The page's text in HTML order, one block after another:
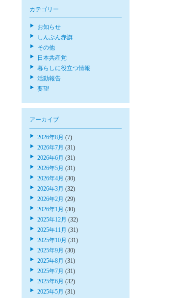
カテゴリー
お知らせ
しんぶん赤旗
その他
日本共産党
暮らしに役立つ情報
活動報告
要望
アーカイブ
2026年8月 (7)
2026年7月 (31)
2026年6月 (31)
2026年5月 (31)
2026年4月 (30)
2026年3月 (32)
2026年2月 (29)
2026年1月 (30)
2025年12月 (32)
2025年11月 (31)
2025年10月 (31)
2025年9月 (30)
2025年8月 (31)
2025年7月 (31)
2025年6月 (32)
2025年5月 (31)